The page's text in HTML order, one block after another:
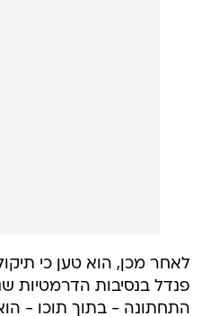
לאחר מכן, הוא טען כי
פנדל בנסיבות הדרמטיות
התחתונה - בתוך תוכו -